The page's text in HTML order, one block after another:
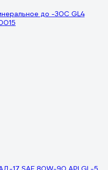
до -30С GL4